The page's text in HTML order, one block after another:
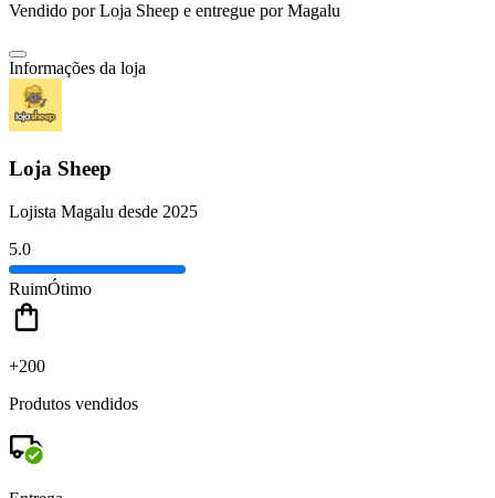
Vendido porLoja Sheep e entregue por Magalu
Informações da loja
Loja Sheep
Lojista Magalu desde 2025
5.0
RuimÓtimo
+200
Produtos vendidos